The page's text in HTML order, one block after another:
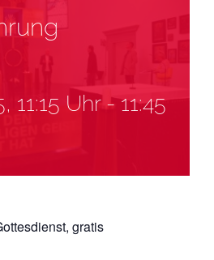
11:15 Uhr-11:45
gratis